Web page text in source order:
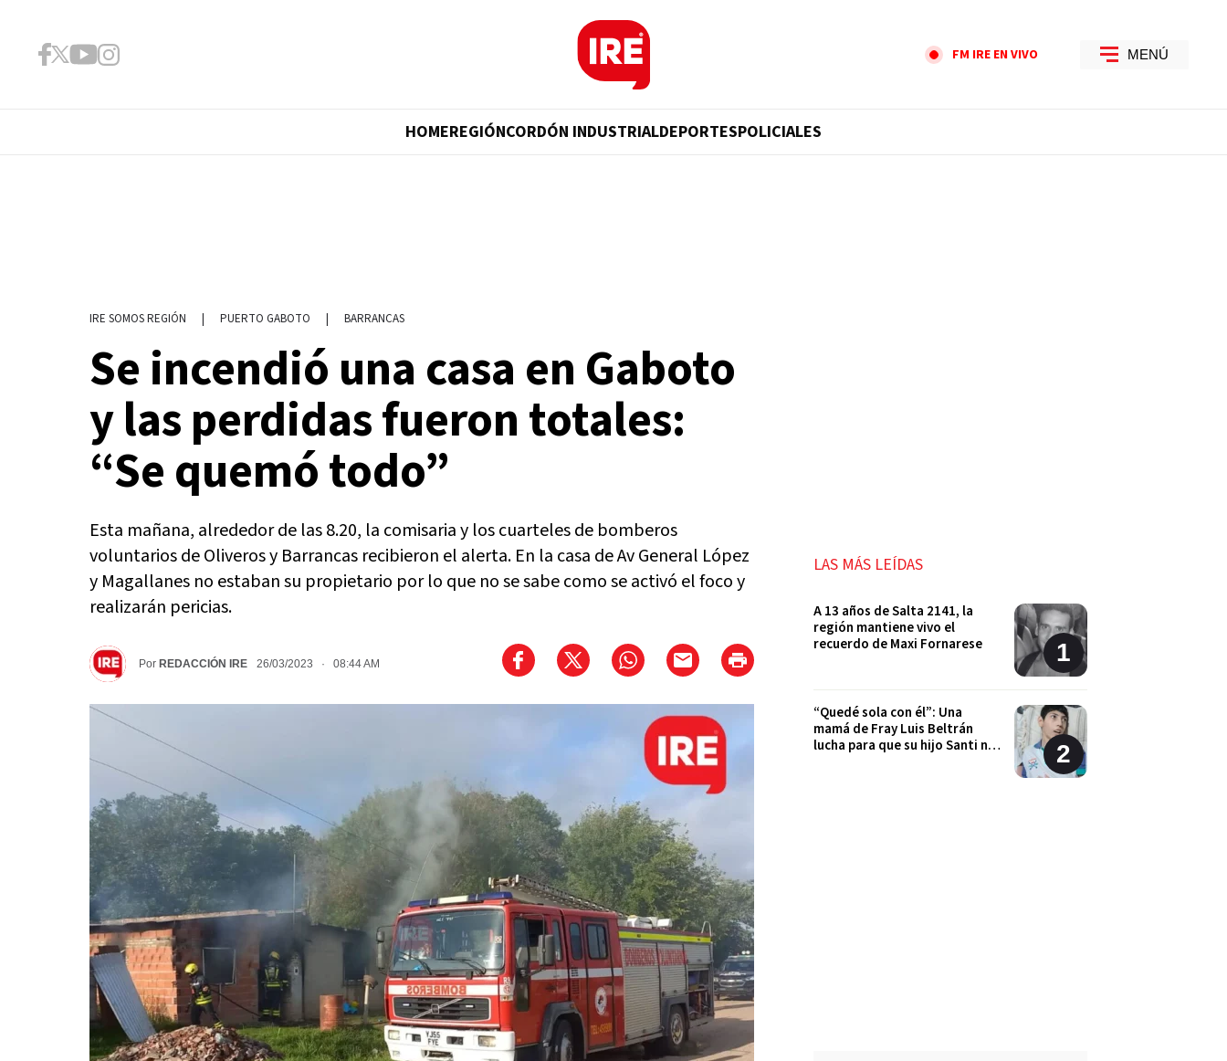
FM IRE EN VIVO MENÚ
HOMEREGIÓNCORDÓN INDUSTRIALDEPORTESPOLICIALES
IRE SOMOS REGIÓN | PUERTO GABOTO | BARRANCAS
Se incendió una casa en Gaboto
y las perdidas fueron totales:
“Se quemó todo”
Esta mañana, alrededor de las 8.20, la comisaria y los cuarteles de bomberos
voluntarios de Oliveros y Barrancas recibieron el alerta. En la casa de Av General López
y Magallanes no estaban su propietario por lo que no se sabe como se activó el foco y
realizarán pericias.
Por REDACCIÓN IRE 26/03/2023 · 08:44 AM
LAS MÁS LEÍDAS
A 13 años de Salta 2141, la
región mantiene vivo el
recuerdo de Maxi Fornarese
“Quedé sola con él”: Una
mamá de Fray Luis Beltrán
lucha para que su hijo Santi no